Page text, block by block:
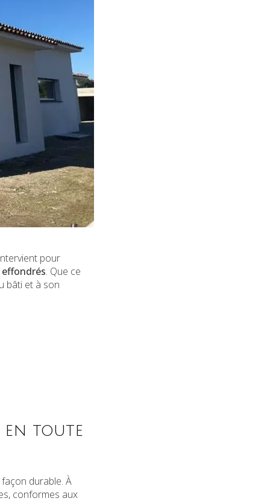
pour
. Que ce
bâti et à son
en toute
façon durable. À
conformes aux